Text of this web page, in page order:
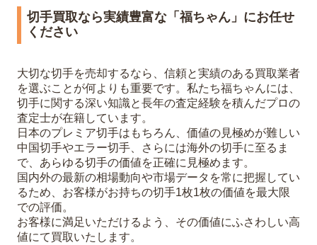
切手買取なら実績豊富な「福ちゃん」にお任せ
ください
大切な切手を売却するなら、信頼と実績のある買取業者
を選ぶことが何よりも重要です。私たち福ちゃんには、
切手に関する深い知識と長年の査定経験を積んだプロの
査定士が在籍しています。
日本のプレミア切手はもちろん、価値の見極めが難しい
中国切手やエラー切手、さらには海外の切手に至るま
で、あらゆる切手の価値を正確に見極めます。
国内外の最新の相場動向や市場データを常に把握してい
るため、お客様がお持ちの切手1枚1枚の価値を最大限
での評価。
お客様に満足いただけるよう、その価値にふさわしい高
値にて買取いたします。